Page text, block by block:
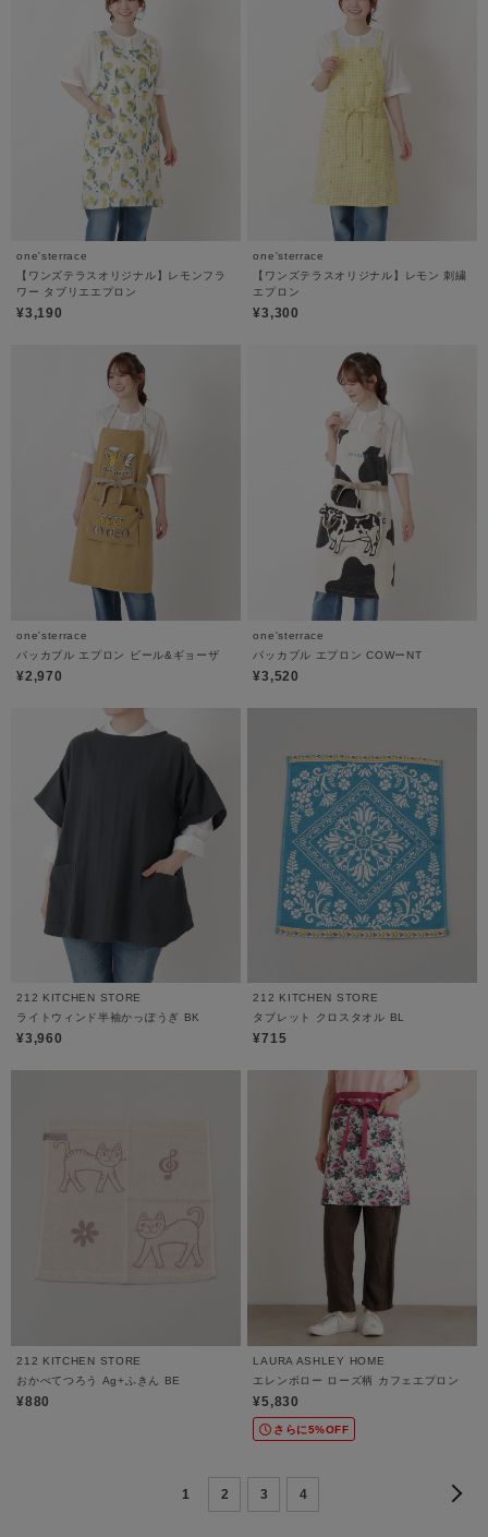
one'sterrace
【ワンズテラスオリジナル】レモンフラ
ワー タブリエエプロン
¥3,190
one'sterrace
【ワンズテラスオリジナル】レモン 刺繍
エプロン
¥3,300
one'sterrace
パッカブル エプロン ビール&ギョーザ
¥2,970
one'sterrace
パッカブル エプロン COWーNT
¥3,520
212 KITCHEN STORE
ライトウィンド半袖かっぽうぎ BK
¥3,960
212 KITCHEN STORE
タブレット クロスタオル BL
¥715
212 KITCHEN STORE
おかべてつろう Ag+ふきん BE
¥880
LAURA ASHLEY HOME
エレンボロー ローズ柄 カフェエプロン
¥5,830
さらに5%OFF
1 2 3 4